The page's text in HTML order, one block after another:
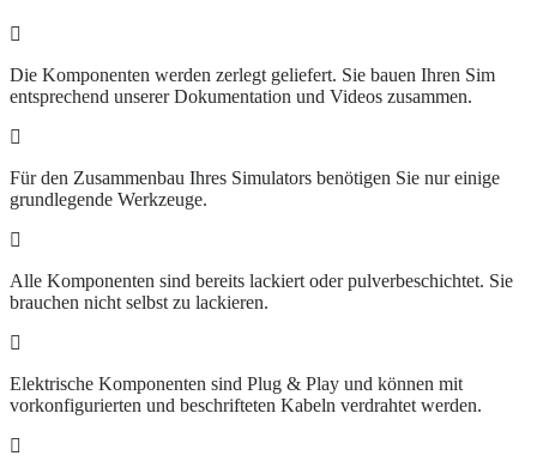
Die Komponenten werden zerlegt geliefert. Sie bauen Ihren Sim
entsprechend unserer Dokumentation und Videos zusammen.
Für den Zusammenbau Ihres Simulators benötigen Sie nur einige
grundlegende Werkzeuge.
Alle Komponenten sind bereits lackiert oder pulverbeschichtet. Sie
brauchen nicht selbst zu lackieren.
Elektrische Komponenten sind Plug & Play und können mit
vorkonfigurierten und beschrifteten Kabeln verdrahtet werden.